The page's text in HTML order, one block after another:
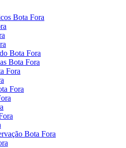
Bota Fora
Bota Fora
Bota Fora
Fora
Fora
Bota Fora